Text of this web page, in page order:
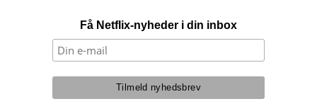
Få Netflix-nyheder i din inbox